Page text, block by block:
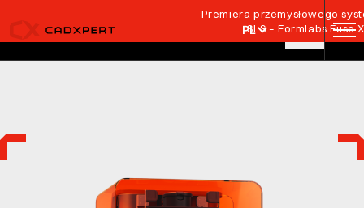
Premiera przemysłowego
SLS – Formlabs Fuse
PL